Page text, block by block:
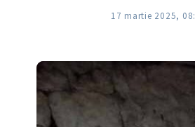
17 martie 2025,